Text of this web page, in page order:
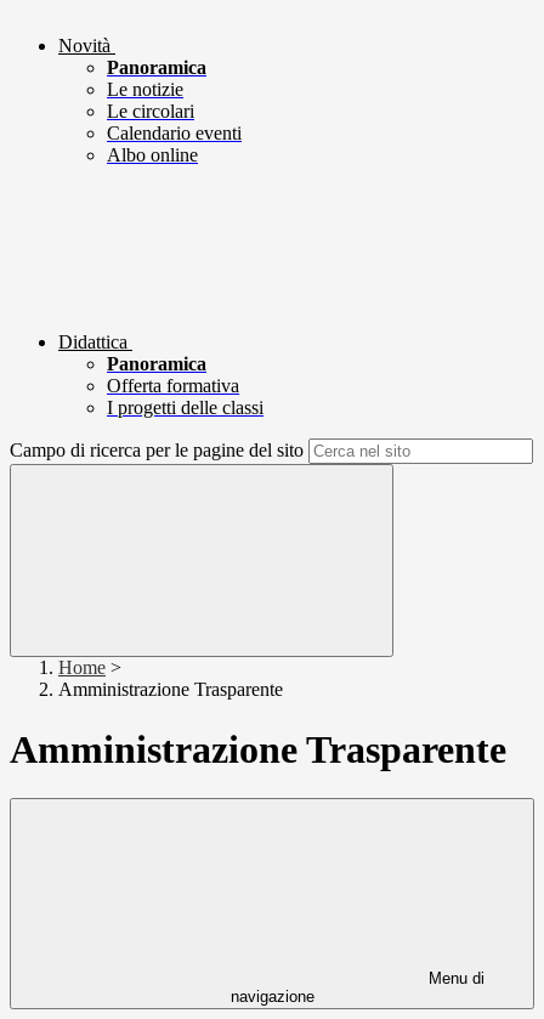
Novità
Panoramica
Le notizie
Le circolari
Calendario eventi
Albo online
Didattica
Panoramica
Offerta formativa
I progetti delle classi
Campo di ricerca per le pagine del sito
Home >
Amministrazione Trasparente
Amministrazione Trasparente
Menu di
navigazione